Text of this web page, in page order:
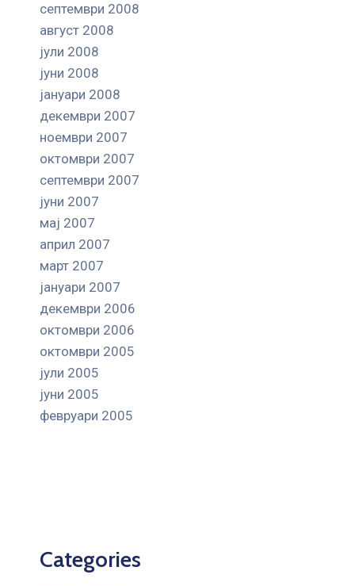
септември 2008
август 2008
јули 2008
јуни 2008
јануари 2008
декември 2007
ноември 2007
октомври 2007
септември 2007
јуни 2007
мај 2007
април 2007
март 2007
јануари 2007
декември 2006
октомври 2006
октомври 2005
јули 2005
јуни 2005
февруари 2005
Categories